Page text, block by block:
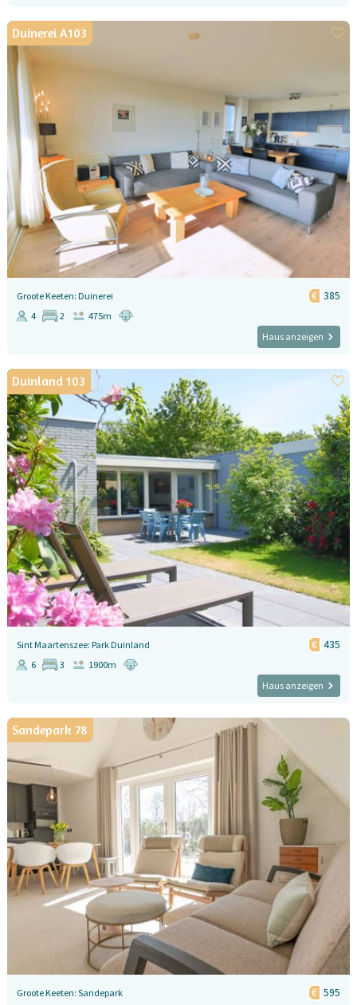
Duinerei A103
Groote Keeten: Duinerei 385
4 2
475m
Haus anzeigen
Duinland 103
Sint Maartenszee: Park Duinland 435
6 3
1900m
Haus anzeigen
Sandepark 78
Groote Keeten: Sandepark 595